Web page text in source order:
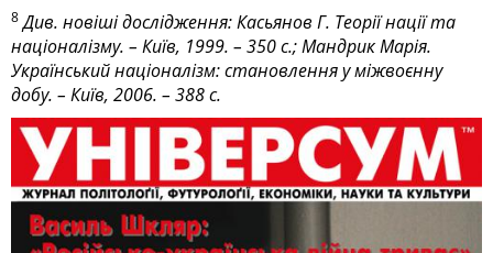
8Див. новіші дослідження: Касьянов Г. Теорії нації та
націоналізму. – Київ, 1999. – 350 с.; Мандрик Марія.
Український націоналізм: становлення у міжвоєнну
добу. – Київ, 2006. – 388 с.